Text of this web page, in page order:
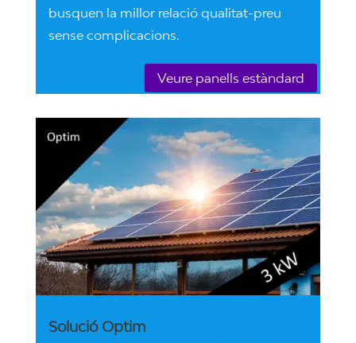
busquen la millor relació qualitat-preu
sense complicacions.
Veure panells estàndard
Solució Optim